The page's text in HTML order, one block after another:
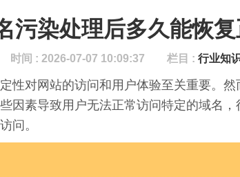
污染处理后多久能恢复
时间 : 2026-07-07 10:09:37 栏目 : 行业知
性对网站的访问和用户体验至关重要。
因素导致用户无法正常访问特定的域名
问。